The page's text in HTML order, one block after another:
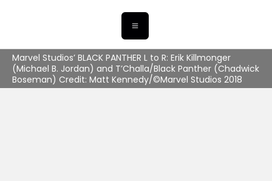
Marvel Studios’ BLACK PANTHER L to R: Erik Killmonger
(Michael B. Jordan) and T’Challa/Black Panther (Chadwick
Boseman) Credit: Matt Kennedy/©Marvel Studios 2018